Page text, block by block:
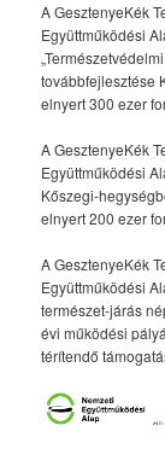
A GesztenyeKék
Együttműködési
továbbfejlesztése
elnyert 300 ezer
A GesztenyeKék
Együttműködési
Kőszegi-
elnyert 200 ezer
A GesztenyeKék
Együttműködési
természet-járás
évi működési
térítendő